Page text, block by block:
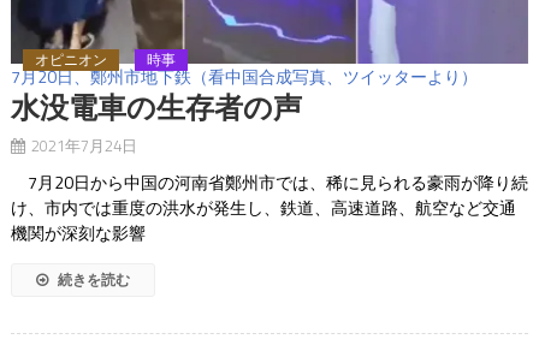
7月20日、鄭州市地下鉄（看中国合成写真、ツイッターより）
オピニオン 時事
水没電車の生存者の声
2021年7月24日
7月20日から中国の河南省鄭州市では、稀に見られる豪雨が降り続
け、市内では重度の洪水が発生し、鉄道、高速道路、航空など交通
機関が深刻な影響
続きを読む